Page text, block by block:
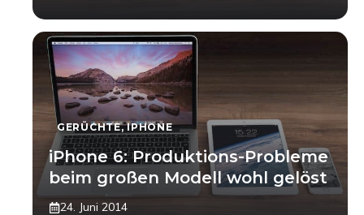
GERÜCHTE,IPHONE
iPhone 6: Produktions-Probleme
beim großen Modell wohl gelöst
24. Juni 2014